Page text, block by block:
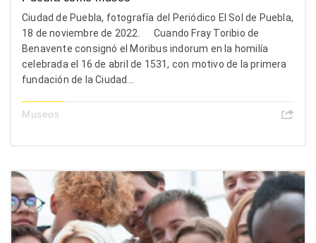
Ciudad de Puebla, fotografía del Periódico El Sol de Puebla,
18 de noviembre de 2022. Cuando Fray Toribio de
Benavente consignó el Moribus indorum en la homilía
celebrada el 16 de abril de 1531, con motivo de la primera
fundación de la Ciudad...
Museos